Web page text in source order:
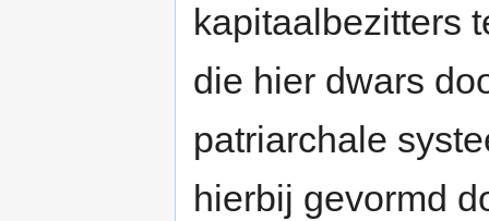
kapitaalbezitters
die hier dwars
patriarchale
hierbij gevormd